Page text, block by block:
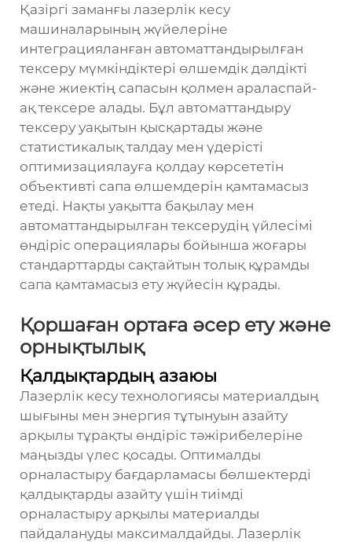
Қазіргі заманғы лазерлік кесу
машиналарының жүйелеріне
интеграцияланған автоматтандырылған
тексеру мүмкіндіктері өлшемдік дәлдікті
және жиектің сапасын қолмен араласпай-
ақ тексере алады. Бұл автоматтандыру
тексеру уақытын қысқартады және
статистикалық талдау мен үдерісті
оптимизациялауға қолдау көрсететін
объективті сапа өлшемдерін қамтамасыз
етеді. Нақты уақытта бақылау мен
автоматтандырылған тексерудің үйлесімі
өндіріс операциялары бойынша жоғары
стандарттарды сақтайтын толық құрамды
сапа қамтамасыз ету жүйесін құрады.
Қоршаған ортаға әсер ету және
орнықтылық
Қалдықтардың азаюы
Лазерлік кесу технологиясы материалдың
шығыны мен энергия тұтынуын азайту
арқылы тұрақты өндіріс тәжірибелеріне
маңызды үлес қосады. Оптималды
орналастыру бағдарламасы бөлшектерді
қалдықтарды азайту үшін тиімді
орналастыру арқылы материалды
пайдалануды максималдайды. Лазерлік